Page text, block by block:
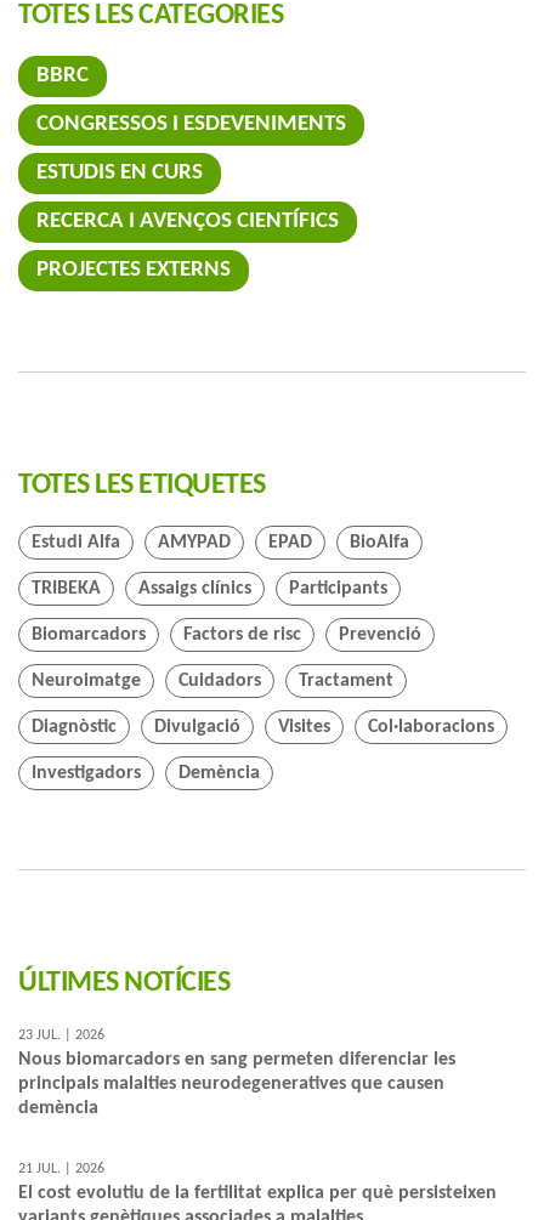
TOTES LES CATEGORIES
BBRC
CONGRESSOS I ESDEVENIMENTS
ESTUDIS EN CURS
RECERCA I AVENÇOS CIENTÍFICS
PROJECTES EXTERNS
TOTES LES ETIQUETES
Estudi Alfa AMYPAD EPAD BioAlfa
TRIBEKA Assaigs clínics Participants
Biomarcadors Factors de risc Prevenció
Neuroimatge Cuidadors Tractament
Diagnòstic Divulgació Visites Col·laboracions
Investigadors Demència
ÚLTIMES NOTÍCIES
23 JUL. | 2026
Nous biomarcadors en sang permeten diferenciar les
principals malalties neurodegeneratives que causen
demència
21 JUL. | 2026
El cost evolutiu de la fertilitat explica per què persisteixen